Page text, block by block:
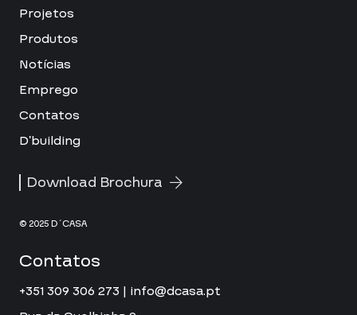
Projetos
Produtos
Notícias
Emprego
Contatos
D’building
Download Brochura
© 2025 D´CASA
Contatos
+351 309 306 273 | info@dcasa.pt